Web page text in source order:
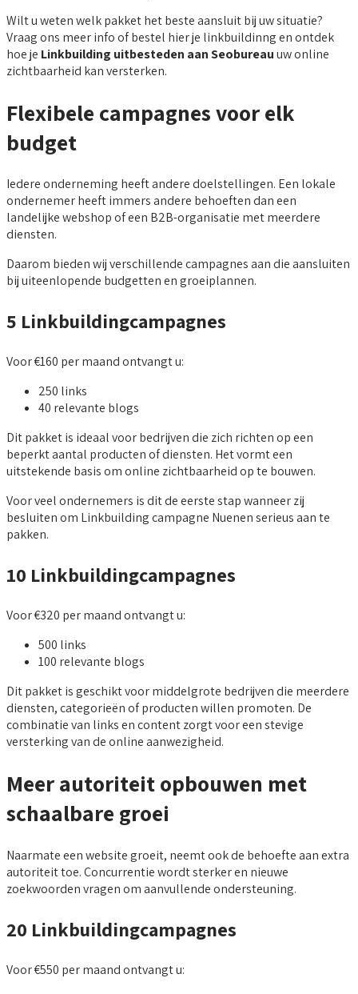
Wilt u weten welk pakket het beste aansluit bij uw situatie?
Vraag ons meer info of bestel hier je linkbuildinng en ontdek
hoe je Linkbuilding uitbesteden aan Seobureauuw online
zichtbaarheid kan versterken.
Flexibele campagnes voor elk
budget
Iedere onderneming heeft andere doelstellingen. Een lokale
ondernemer heeft immers andere behoeften dan een
landelijke webshop of een B2B-organisatie met meerdere
diensten.
Daarom bieden wij verschillende campagnes aan die aansluiten
bij uiteenlopende budgetten en groeiplannen.
5 Linkbuildingcampagnes
Voor €160 per maand ontvangt u:
250 links
40 relevante blogs
Dit pakket is ideaal voor bedrijven die zich richten op een
beperkt aantal producten of diensten. Het vormt een
uitstekende basis om online zichtbaarheid op te bouwen.
Voor veel ondernemers is dit de eerste stap wanneer zij
besluiten om Linkbuilding campagne Nuenen serieus aan te
pakken.
10 Linkbuildingcampagnes
Voor €320 per maand ontvangt u:
500 links
100 relevante blogs
Dit pakket is geschikt voor middelgrote bedrijven die meerdere
diensten, categorieën of producten willen promoten. De
combinatie van links en content zorgt voor een stevige
versterking van de online aanwezigheid.
Meer autoriteit opbouwen met
schaalbare groei
Naarmate een website groeit, neemt ook de behoefte aan extra
autoriteit toe. Concurrentie wordt sterker en nieuwe
zoekwoorden vragen om aanvullende ondersteuning.
20 Linkbuildingcampagnes
Voor €550 per maand ontvangt u: